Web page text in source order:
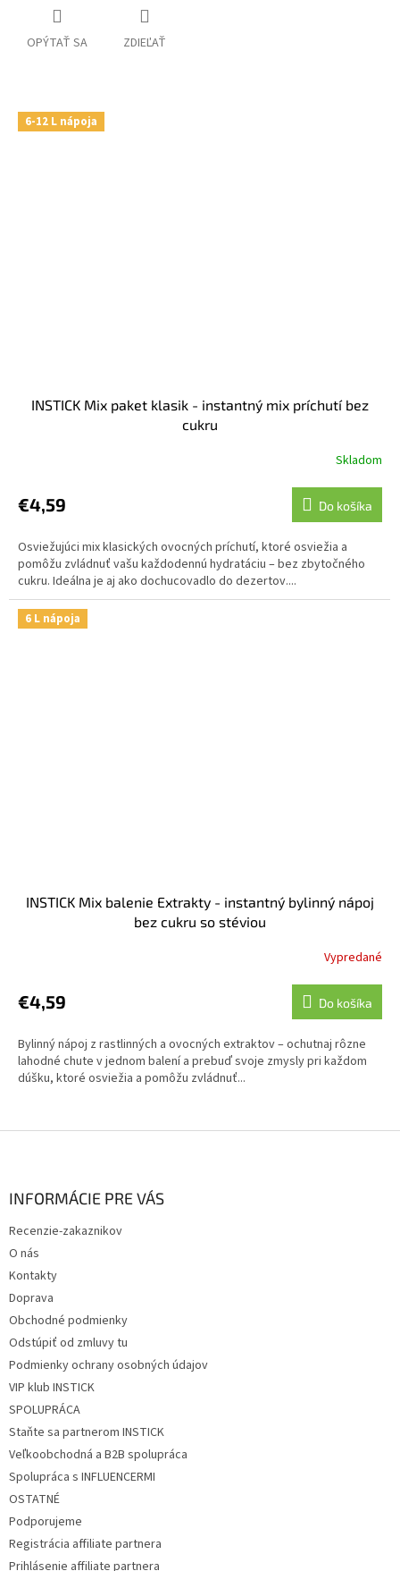
OPÝTAŤ SA ZDIEĽAŤ
6-12 L nápoja
INSTICK Mix paket klasik - instantný mix príchutí bez
cukru
Skladom
€4,59 Do košíka
Osviežujúci mix klasických ovocných príchutí, ktoré osviežia a
pomôžu zvládnuť vašu každodennú hydratáciu – bez zbytočného
cukru. Ideálna je aj ako dochucovadlo do dezertov....
6 L nápoja
INSTICK Mix balenie Extrakty - instantný bylinný nápoj
bez cukru so stéviou
Vypredané
€4,59 Do košíka
Bylinný nápoj z rastlinných a ovocných extraktov – ochutnaj rôzne
lahodné chute v jednom balení a prebuď svoje zmysly pri každom
dúšku, ktoré osviežia a pomôžu zvládnuť...
INFORMÁCIE PRE VÁS
Recenzie-zakaznikov
O nás
Kontakty
Doprava
Obchodné podmienky
Odstúpiť od zmluvy tu
Podmienky ochrany osobných údajov
VIP klub INSTICK
SPOLUPRÁCA
Staňte sa partnerom INSTICK
Veľkoobchodná a B2B spolupráca
Spolupráca s INFLUENCERMI
OSTATNÉ
Podporujeme
Registrácia affiliate partnera
Prihlásenie affiliate partnera